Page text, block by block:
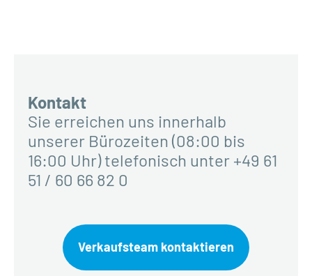
Kontakt
Sie erreichen uns innerhalb
unserer Bürozeiten (08:00 bis
16:00 Uhr) telefonisch unter +49 61
51 / 60 66 82 0
Verkaufsteam kontaktieren